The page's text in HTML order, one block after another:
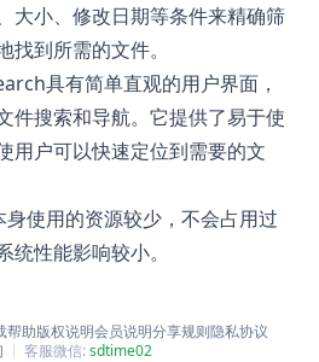
大小、修改日期等条件来精确筛
到所需的文件。
具有简单直观的用户界面，
件搜索和导航。它提供了易于使
用户可以快速定位到需要的文
使用的资源较少，不会占用过
性能影响较小。
帮助版权说明会员说明分享规则隐私协议
客服微信:sdtime02